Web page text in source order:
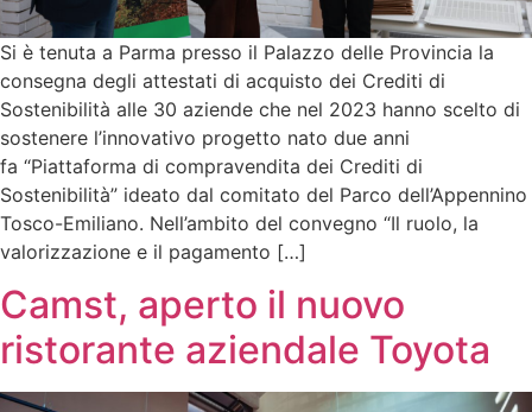
Si è tenuta a Parma presso il Palazzo delle Provincia la
consegna degli attestati di acquisto dei Crediti di
Sostenibilità alle 30 aziende che nel 2023 hanno scelto di
sostenere l’innovativo progetto nato due anni
fa “Piattaforma di compravendita dei Crediti di
Sostenibilità” ideato dal comitato del Parco dell’Appennino
Tosco-Emiliano. Nell’ambito del convegno “Il ruolo, la
valorizzazione e il pagamento […]
Camst, aperto il nuovo
ristorante aziendale Toyota